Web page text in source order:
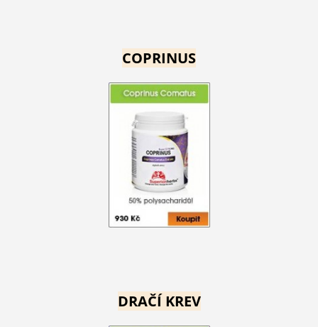
COPRINUS
DRAČÍ KREV